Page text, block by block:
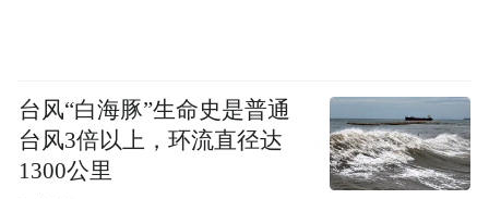
台风“白海豚”生命史是普通
台风3倍以上，环流直径达
1300公里